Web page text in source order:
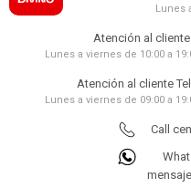
Lunes
Atención al
Lunes a viernes de 10:00 a
Atención al cliente
Lunes a viernes de 09:00 a
Call